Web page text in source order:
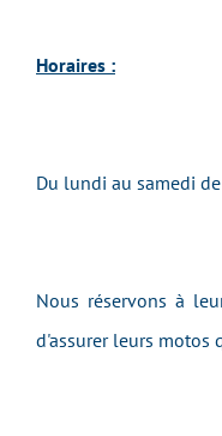
Horaires :
Du lundi au samedi
Nous réservons à
d'assurer leurs motos